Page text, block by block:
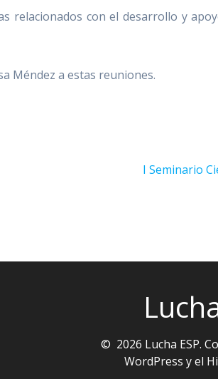
relacionados con el desarrollo y
Méndez a estas reuniones.
Siguiente
I Seminario
© 2026 Lucha ESP.
WordPress y el